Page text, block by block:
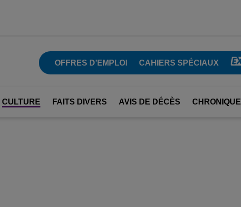
OFFRES D’EMPLOI CAHIERS SPÉCIAUX
CULTURE FAITS DIVERS AVIS DE DÉCÈS CHRONIQUE